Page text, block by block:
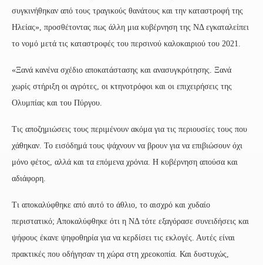
συγκινήθηκαν από τους τραγικούς θανάτους και την καταστροφή της
Ηλείας», προσθέτοντας πως άλλη μια κυβέρνηση της ΝΔ εγκαταλείπει
το νομό μετά τις καταστροφές του περσινού καλοκαιριού του 2021.
«Ξανά κανένα σχέδιο αποκατάστασης και ανασυγκρότησης. Ξανά
χωρίς στήριξη οι αγρότες, οι κτηνοτρόφοι και οι επιχειρήσεις της
Ολυμπίας και του Πύργου.
Τις αποζημιώσεις τους περιμένουν ακόμα για τις περιουσίες τους που
χάθηκαν. Το εισόδημά τους ψάχνουν να βρουν για να επιβιώσουν όχι
μόνο φέτος, αλλά και τα επόμενα χρόνια. Η κυβέρνηση απούσα και
αδιάφορη.
Τι αποκαλύφθηκε από αυτό το άθλιο, το αισχρό και χυδαίο
περιστατικό; Αποκαλύφθηκε ότι η ΝΔ τότε εξαγόρασε συνειδήσεις και
ψήφους έκανε ψηφοθηρία για να κερδίσει τις εκλογές. Αυτές είναι
πρακτικές που οδήγησαν τη χώρα στη χρεοκοπία. Και δυστυχώς,